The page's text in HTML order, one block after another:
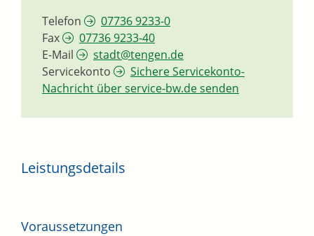
Telefon
07736 9233-0
Fax
07736 9233-40
E-Mail
stadt@tengen.de
Servicekonto
Sichere Servicekonto-
Nachricht über service-bw.de senden
Leistungsdetails
Voraussetzungen